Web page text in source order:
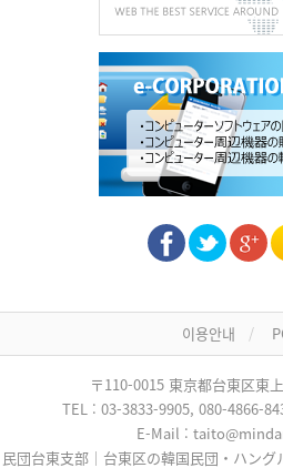
이용안내
〒110-0015 東京都台東区東
TEL : 03-3833-9905, 080-4866-
E-Mail :
民団台東支部｜台東区の韓国民団・ハン